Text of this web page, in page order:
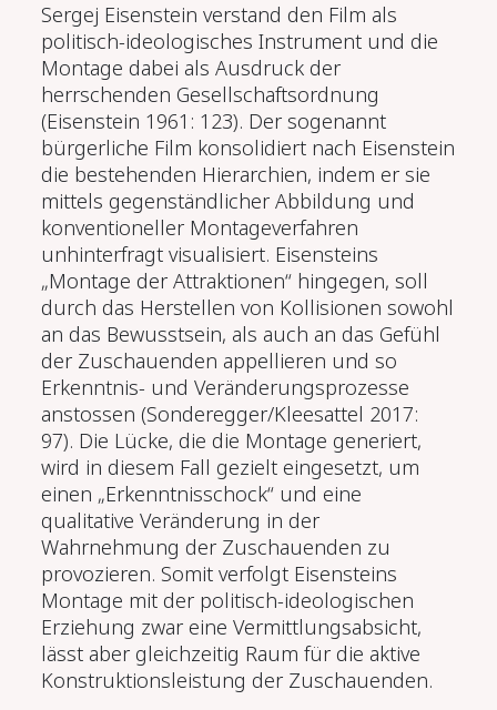
Sergej Eisenstein verstand den Film als
politisch-ideologisches Instrument und die
Montage dabei als Ausdruck der
herrschenden Gesellschaftsordnung
(Eisenstein 1961: 123). Der sogenannt
bürgerliche Film konsolidiert nach Eisenstein
die bestehenden Hierarchien, indem er sie
mittels gegenständlicher Abbildung und
konventioneller Montageverfahren
unhinterfragt visualisiert. Eisensteins
„Montage der Attraktionen“ hingegen, soll
durch das Herstellen von Kollisionen sowohl
an das Bewusstsein, als auch an das Gefühl
der Zuschauenden appellieren und so
Erkenntnis- und Veränderungsprozesse
anstossen (Sonderegger/Kleesattel 2017:
97). Die Lücke, die die Montage generiert,
wird in diesem Fall gezielt eingesetzt, um
einen „Erkenntnisschock“ und eine
qualitative Veränderung in der
Wahrnehmung der Zuschauenden zu
provozieren. Somit verfolgt Eisensteins
Montage mit der politisch-ideologischen
Erziehung zwar eine Vermittlungsabsicht,
lässt aber gleichzeitig Raum für die aktive
Konstruktionsleistung der Zuschauenden.